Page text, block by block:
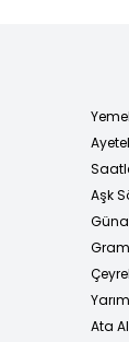
Aşk
Gram
Ata